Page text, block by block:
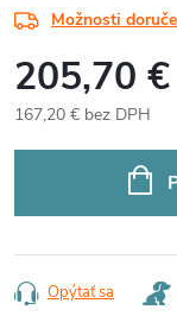
Možnosti
205,70 €
167,20 € bez DPH
Opýtať sa